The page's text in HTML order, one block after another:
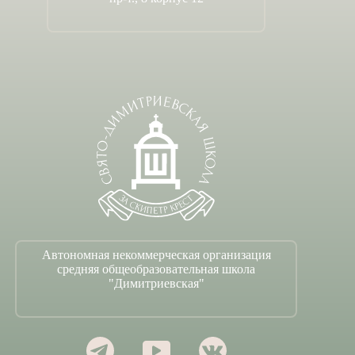
Автономная некоммерческая организация
средняя общеобразовательная школа
"Димитриевская"